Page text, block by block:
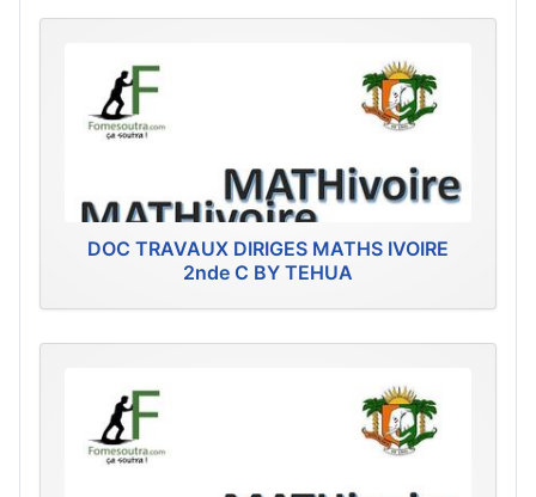
DOC TRAVAUX DIRIGES MATHS IVOIRE
2nde C BY TEHUA